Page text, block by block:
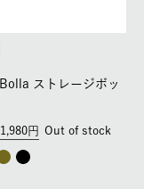
Bolla ストレージボッ
1,980 Out of stock